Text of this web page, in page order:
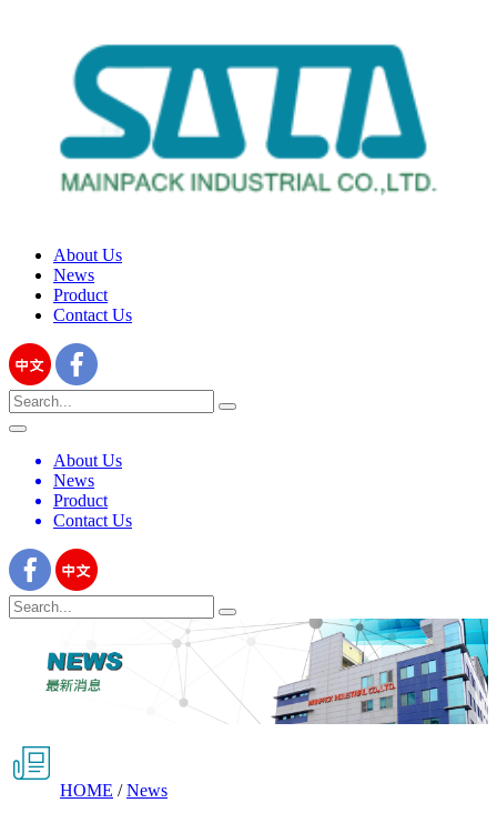
About Us
News
Product
Contact Us
About Us
News
Product
Contact Us
HOME /News